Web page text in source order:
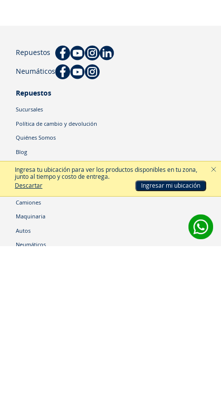
Ingresa tu ubicación para ver los productos disponibles en tu zona
junto al tiempo y costo de entrega.
Descartar
Ingresar mi ubicación
Repuestos
Neumáticos
Repuestos
Sucursales
Política de cambio y devolución
Quiénes Somos
Blog
Cyber
Categorías
Camiones
Maquinaria
Autos
Neumáticos